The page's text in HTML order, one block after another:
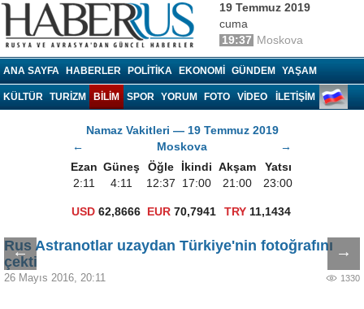
Haberrus.com
19 Temmuz 2019
cuma
19:37 Moskova
ANA SAYFA HABERLER POLITIKA EKONOMI GÜNDEM YAŞAM
KÜLTÜR TURIZM BILIM SPOR YORUM FOTO VIDEO İLETİŞİM
Namaz Vakitleri — 19 Temmuz 2019
←
Moskova
→
Ezan Güneş Öğle İkindi Akşam
Yatsı
2:11
4:11 12:37 17:00 21:00 23:00
USD 62,8666 EUR 70,7941 TRY 11,1434
← →
Rus Astranotlar uzaydan Türkiye'nin fotoğrafını
çekti
26 Mayıs 2016, 20:11 1330